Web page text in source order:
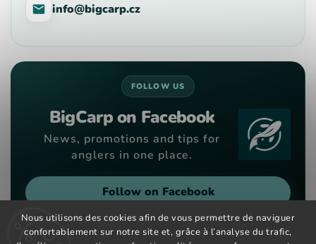
Nous utilisons des cookies afin de vous permettre de naviguer
confortablement sur notre site et, grâce à l’analyse du trafic,
info@bigcarp.cz
FOLLOW US
BigCarp on Facebook
News, promotions and tips for
anglers in one place.
Follow on Facebook